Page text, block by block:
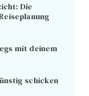
Die
mit deinem
schicken